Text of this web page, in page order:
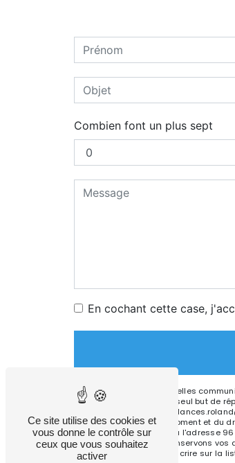
Combien font un plus sept
En cochant cette case,
** Les données personnelles
sous-traitants dans le seul but de
67500 Haguenau
consentement à tout moment et du
droits par voie postale à l'adresse
être demandé. Nous conservons
avez le droit de vous inscrire sur la
Ce site utilise des cookies et
vous donne le contrôle sur
ceux que vous souhaitez
activer